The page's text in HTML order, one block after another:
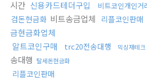
시간 신용카드테더구입 비트코인개인거
검돈현금화 비트송금업체 리플코인판매
금현금화업체
알트코인구매
trc20전송대행 믹싱재테크
송대행 탈세돈현금화
리플코인판매